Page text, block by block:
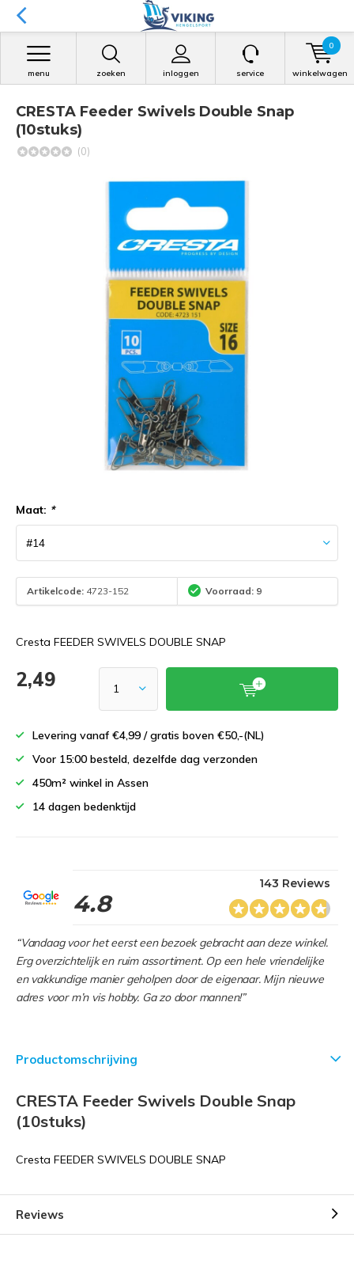
zoeken inloggen
menu service winkelwagen
0
CRESTA Feeder Swivels Double Snap
(10stuks)
(0)
Maat: *
Artikelcode: 4723-152 Voorraad: 9
Cresta FEEDER SWIVELS DOUBLE SNAP
2,49
Levering vanaf €4,99 / gratis boven €50,-(NL)
Voor 15:00 besteld, dezelfde dag verzonden
450m² winkel in Assen
14 dagen bedenktijd
4.8
143 Reviews
“Vandaag voor het eerst een bezoek gebracht aan deze winkel.
Erg overzichtelijk en ruim assortiment. Op een hele vriendelijke
en vakkundige manier geholpen door de eigenaar. Mijn nieuwe
adres voor m’n vis hobby. Ga zo door mannen!”
Productomschrijving
CRESTA Feeder Swivels Double Snap
(10stuks)
Cresta FEEDER SWIVELS DOUBLE SNAP
Reviews